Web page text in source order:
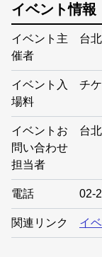
イベント情報
イベント主
催者
台
イベント入
場料
チ
イベントお
問い合わせ
担当者
台
電話 02-
関連リンク イ